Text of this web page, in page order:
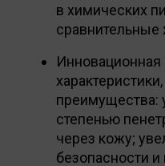
в химических
сравнительные
Инновационная
преимущества:
степенью
через кожу;
безопасности